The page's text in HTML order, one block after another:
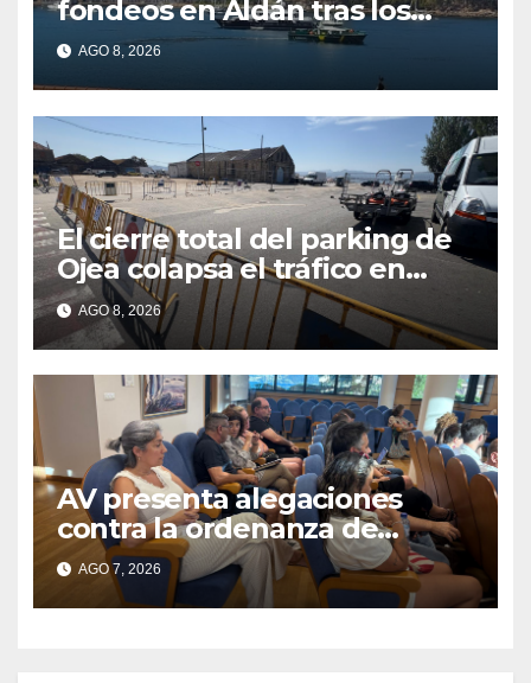
fondeos en Aldán tras los
últimos episodios de
contaminación en O Con
AGO 8, 2026
El cierre total del parking de
Ojea colapsa el tráfico en
Cangas
AGO 8, 2026
AV presenta alegaciones
contra la ordenanza de
residuos del Morrazo por
considerar que impone
cargas “desproporcionadas”
AGO 7, 2026